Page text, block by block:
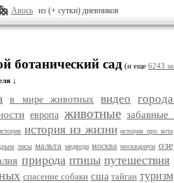
Авось из (+ сутки) дневников
ботанический сад (и еще 6243
↓
в мире животных видео
европа животные
история из жизни история про кота
лисы мальта медведи москва москвариум
природа птицы путешествия
спасение собаки сша тайган туризм